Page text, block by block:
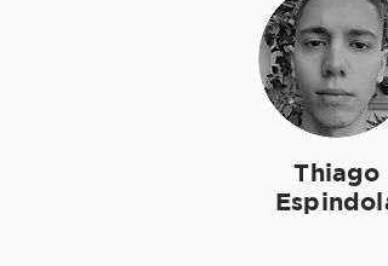
Thiago
Espindola